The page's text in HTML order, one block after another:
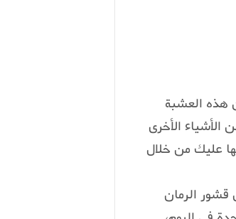
هذه العشبة
الأخرى
عليك من خلال
الرمان